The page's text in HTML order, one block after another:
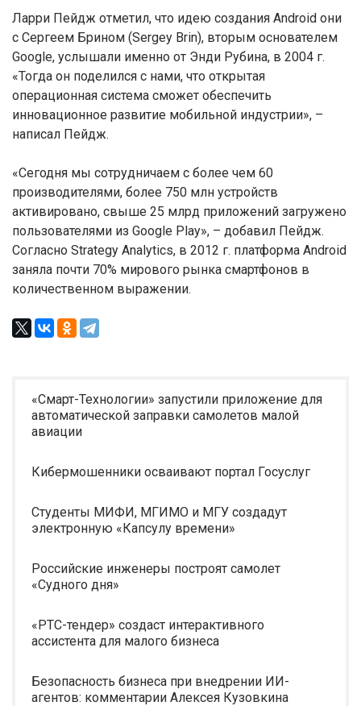
Ларри Пейдж отметил, что идею создания Android они
с Сергеем Брином (Sergey Brin), вторым основателем
Google, услышали именно от Энди Рубина, в 2004 г.
«Тогда он поделился с нами, что открытая
операционная система сможет обеспечить
инновационное развитие мобильной индустрии», –
написал Пейдж.
«Сегодня мы сотрудничаем с более чем 60
производителями, более 750 млн устройств
активировано, свыше 25 млрд приложений загружено
пользователями из Google Play», – добавил Пейдж.
Согласно Strategy Analytics, в 2012 г. платформа Android
заняла почти 70% мирового рынка смартфонов в
количественном выражении.
«Смарт-Технологии» запустили приложение для
автоматической заправки самолетов малой
авиации
Кибермошенники осваивают портал Госуслуг
Студенты МИФИ, МГИМО и МГУ создадут
электронную «Капсулу времени»
Российские инженеры построят самолет
«Судного дня»
«РТС-тендер» создаст интерактивного
ассистента для малого бизнеса
Безопасность бизнеса при внедрении ИИ-
агентов: комментарии Алексея Кузовкина